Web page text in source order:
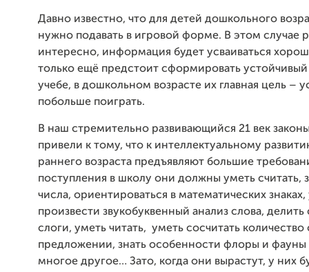
Давно известно, что для детей дошкольного
нужно подавать в игровой форме. В этом случае
интересно, информация будет усваиваться
только ещё предстоит сформировать устойчивый
учебе, в дошкольном возрасте их главная цель –
побольше поиграть.
В наш стремительно развивающийся 21 век
привели к тому, что к интеллектуальному
раннего возраста предъявляют большие
поступления в школу они должны уметь считать,
числа, ориентироваться в математических знаках,
произвести звукобуквенный анализ слова, делить
слоги, уметь читать, уметь сосчитать количество
предложении, знать особенности флоры и фауны
многое другое… Зато, когда они вырастут, у них